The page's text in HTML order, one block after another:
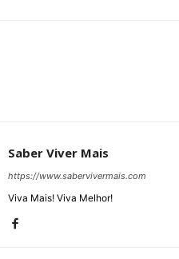
Saber Viver Mais
https://www.sabervivermais.com
Viva Mais! Viva Melhor!